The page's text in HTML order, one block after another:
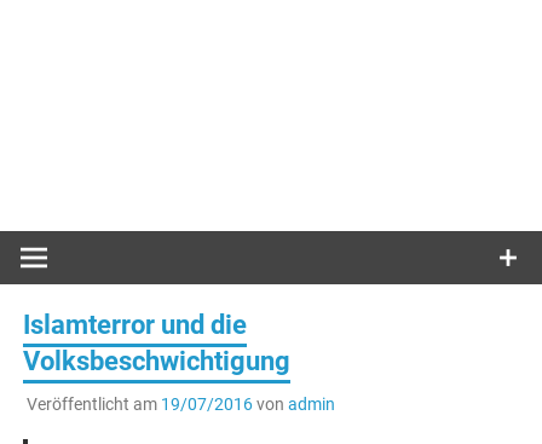
Islamterror und die
Volksbeschwichtigung
Veröffentlicht am 19/07/2016von admin